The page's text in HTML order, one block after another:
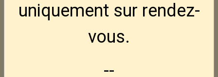
uniquement sur rendez-
vous.
--